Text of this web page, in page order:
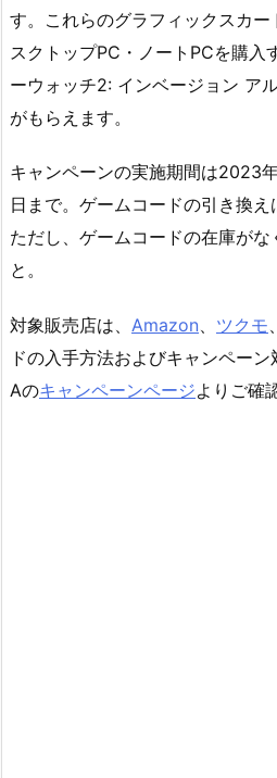
す。これらのグラフィックスカ
スクトップPC・ノートPCを購入
ーウォッチ2: インベージョン ア
がもらえます。
キャンペーンの実施期間は2023
日まで。ゲームコードの引き換え
ただし、ゲームコードの在庫がな
と。
対象販売店は、 Amazon、 ツクモ、
ドの入手方法およびキャンペー
Aのキャンペーンページよりご確